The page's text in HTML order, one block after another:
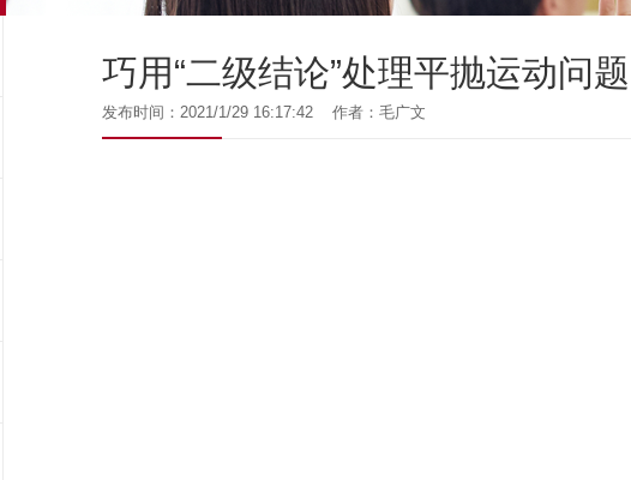
巧用“二级结论”处理平抛运动问题
发布时间：2021/1/29 16:17:42 作者：毛广文